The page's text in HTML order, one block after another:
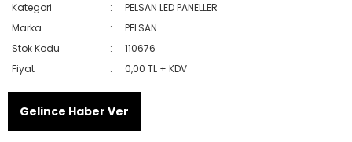
Kategori
PELSAN LED PANELLER
Marka
PELSAN
Stok Kodu
110676
Fiyat
0,00 TL + KDV
Gelince Haber Ver